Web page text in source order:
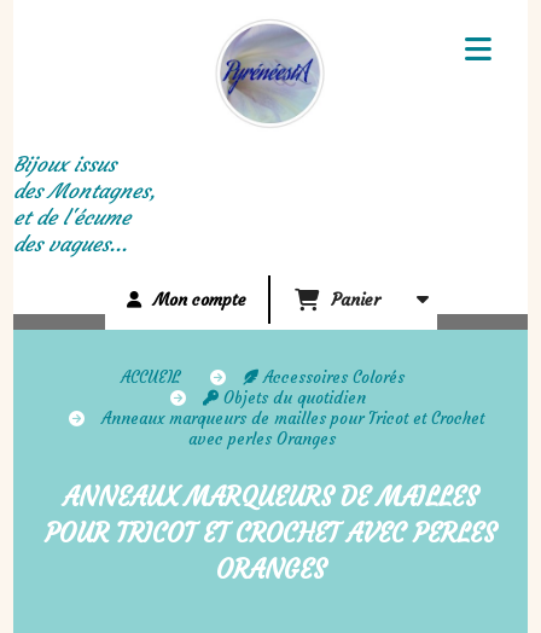
Bijoux issus
des Montagnes,
et de l'écume
des vagues...
Mon compte Panier
ACCUEIL
Accessoires Colorés
Objets du quotidien
Anneaux marqueurs de mailles pour Tricot et Crochet
avec perles Oranges
ANNEAUX MARQUEURS DE MAILLES
POUR TRICOT ET CROCHET AVEC PERLES
ORANGES